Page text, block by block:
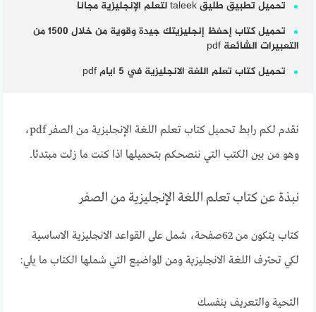
تحميل تطبيق طليق taleek لتعلم الإنجليزية مجانا
تحميل كتاب إحفظ إنجليزيتك جيدة وقوية من خلال 1500 من
التعبيرات الشائعة pdf
تحميل كتاب تعلم اللغة الانجليزية في 5 ايام pdf
نقدم لكم رابط تحميل كتاب تعلم اللغة الإنجليزية من الصفر pdf،
وهو من بين الكتب التي ننصحكم بتحميلها اذا كنت ما زلت مبتدئا.
نبذة عن كتاب تعلم اللغة الإنجليزية من الصفر
كتاب يتكون من 62صفحة، شمل على القواعد الانجليزية الاساسية
لكي تحترف اللغة الانجليزية ومن المواضيع التي شملها الكتاب ما يلي:
التحية والتعريف بنفسك